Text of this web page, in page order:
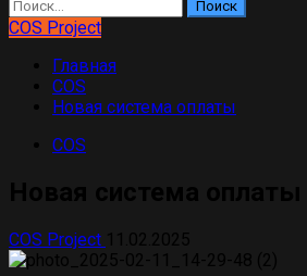
COS Project
Главная
COS
Новая система оплаты
COS
COS Project